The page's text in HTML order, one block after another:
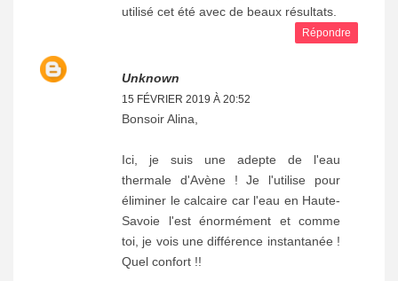
utilisé cet été avec de beaux résultats.
Répondre
Unknown
15 FÉVRIER 2019 À 20:52
Bonsoir Alina,
Ici, je suis une adepte de l'eau
thermale d'Avène ! Je l'utilise pour
éliminer le calcaire car l'eau en Haute-
Savoie l'est énormément et comme
toi, je vois une différence instantanée !
Quel confort !!